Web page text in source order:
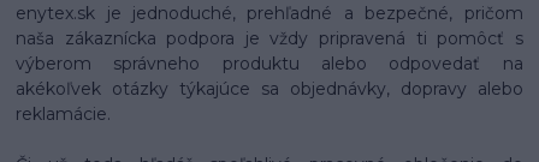
enytex.sk je jednoduché, prehľadné a bezpečné, pričom
naša zákaznícka podpora je vždy pripravená ti pomôcť s
výberom správneho produktu alebo odpovedať na
akékoľvek otázky týkajúce sa objednávky, dopravy alebo
reklamácie.